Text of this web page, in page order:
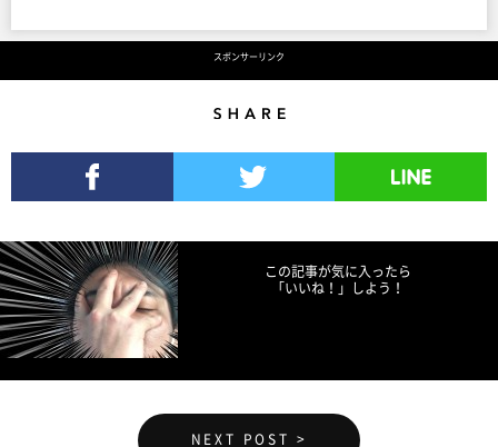
スポンサーリンク
この記事が気に入ったら
「いいね！」しよう！
NEXT POST >